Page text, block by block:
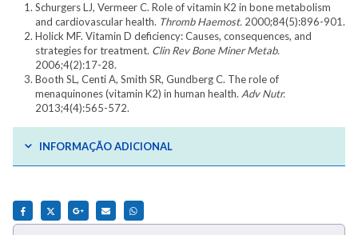
Schurgers LJ, Vermeer C. Role of vitamin K2 in bone metabolism
and cardiovascular health. Thromb Haemost.2000;84(5):896-901.
Holick MF. Vitamin D deficiency: Causes, consequences, and
strategies for treatment. Clin Rev Bone Miner Metab.
2006;4(2):17-28.
Booth SL, Centi A, Smith SR, Gundberg C. The role of
menaquinones (vitamin K2) in human health. Adv Nutr.
2013;4(4):565-572.
INFORMAÇÃO ADICIONAL